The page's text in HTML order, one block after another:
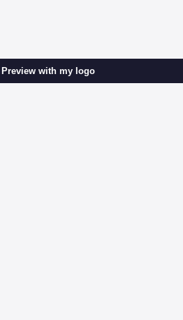
Preview with my logo